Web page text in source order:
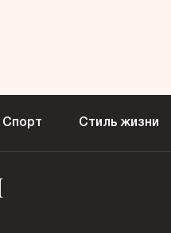
Спорт Стиль жизни